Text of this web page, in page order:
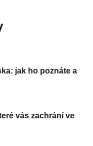
jak ho poznáte a
vás zachrání ve